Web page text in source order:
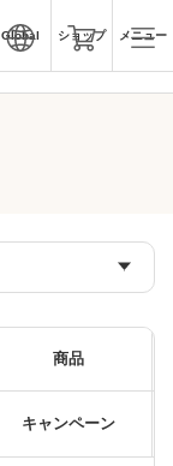
Global ショップ メニュー
商品
キャンペーン